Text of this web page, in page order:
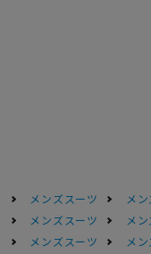
メンズスーツ
メ
メンズスーツ
メ
メンズスーツ
メ